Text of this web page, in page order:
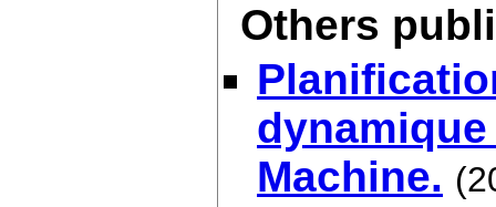
Others
Machine.